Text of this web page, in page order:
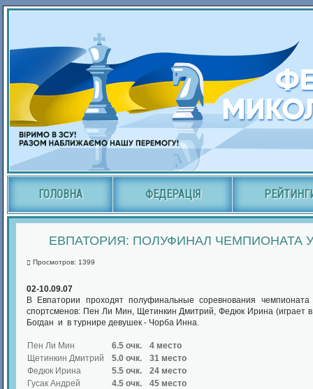
ГОЛОВНА ФЕДЕРАЦІЯ
ЕВПАТОРИЯ: ПОЛУФИНАЛ ЧЕМПИОНАТА
Просмотров: 1399
02-10.09.07
В Евпатории проходят полуфинальные соревнования
спортсменов: Пен Ли Мин, Щетинкин Дмитрий, Федюк Ирина (играет
Богдан и в турнире девушек - Чорба Инна.
Пен Ли Мин 6.5 очк.
4 место
Щетинкин Дмитрий
5.0 очк.
31 место
Федюк Ирина
5.5 очк.
24 место
Гусак Андрей
4.5 очк.
45 место